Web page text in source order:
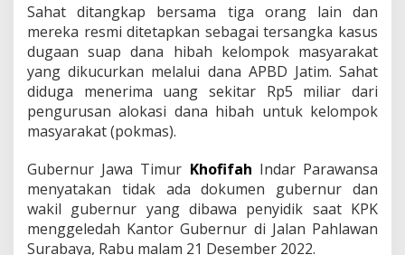
i
n
s
i
J
a
w
T
m
u
Sahat ditangkap bersama tiga orang lain dan
mereka resmi ditetapkan sebagai tersangka kasus
dugaan suap dana hibah kelompok masyarakat
yang dikucurkan melalui dana APBD Jatim. Sahat
diduga menerima uang sekitar Rp5 miliar dari
pengurusan alokasi dana hibah untuk kelompok
masyarakat (pokmas).
Gubernur Jawa Timur Khofifah Indar Parawansa
menyatakan tidak ada dokumen gubernur dan
wakil gubernur yang dibawa penyidik saat KPK
menggeledah Kantor Gubernur di Jalan Pahlawan
Surabaya, Rabu malam 21 Desember 2022.